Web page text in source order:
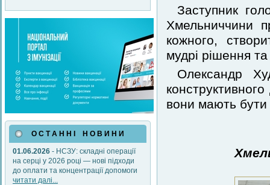
О С Т А Н Н І Н О В И Н И
01.06.2026 - НСЗУ: складні операції
на серці у 2026 році — нові підходи
до оплати та концентрації допомоги
читати далі...
Заступник
Хмельниччини
кожного,
мудрі рішення
Олександр
вони мають